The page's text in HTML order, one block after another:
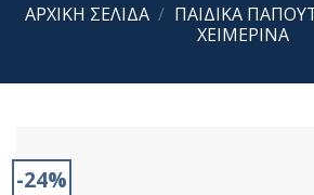
ΑΡΧΙΚΉ ΣΕΛΊΔΑ / ΠΑΙΔΙΚΑ
ΧΕΙΜΕΡΙΝΑ
-24%